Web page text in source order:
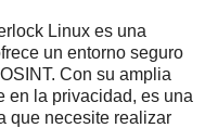
Linux es una
un entorno seguro
Con su amplia
en la privacidad, es una
que necesite realizar